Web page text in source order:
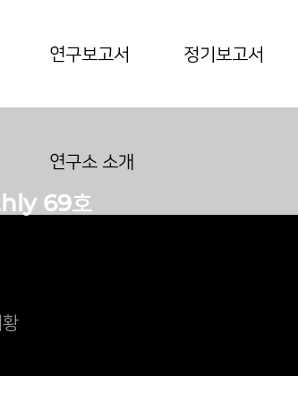
연구보고서 정기보고서
연구소 소개
69호